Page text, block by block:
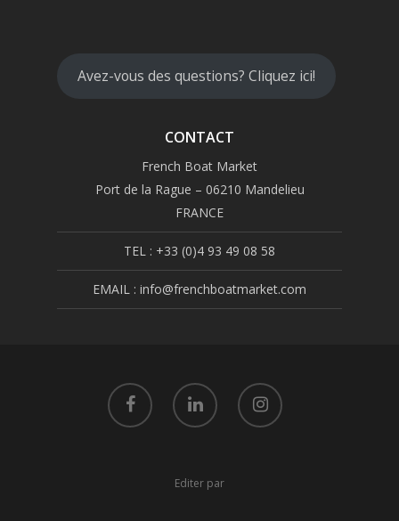
Avez-vous des questions? Cliquez ici!
CONTACT
French Boat Market
Port de la Rague – 06210 Mandelieu
FRANCE
TEL : +33 (0)4 93 49 08 58
EMAIL : info@frenchboatmarket.com
Editer par